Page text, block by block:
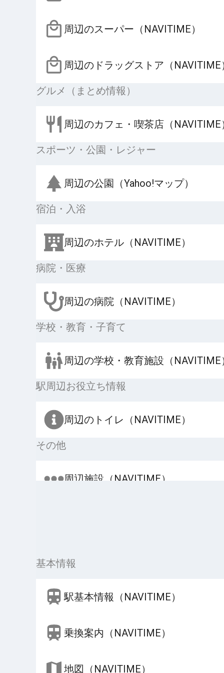
周辺のスーパー（NAVITIME）
周辺のドラッグストア（NAVITIME
グルメ（まとめ情報）
周辺のカフェ・喫茶店（NAVITIME
スポーツ・公園・レジャー
周辺の公園（Yahoo!マップ）
宿泊・入浴
周辺のホテル（NAVITIME）
病院・医療
周辺の病院（NAVITIME）
学校・教育・子育て
周辺の学校・教育施設（NAVITIME
駅周辺お役立ち情報
周辺のトイレ（NAVITIME）
その他
周辺施設（NAVITIME）
基本情報
駅基本情報（NAVITIME）
乗換案内（NAVITIME）
地図（NAVITIME）